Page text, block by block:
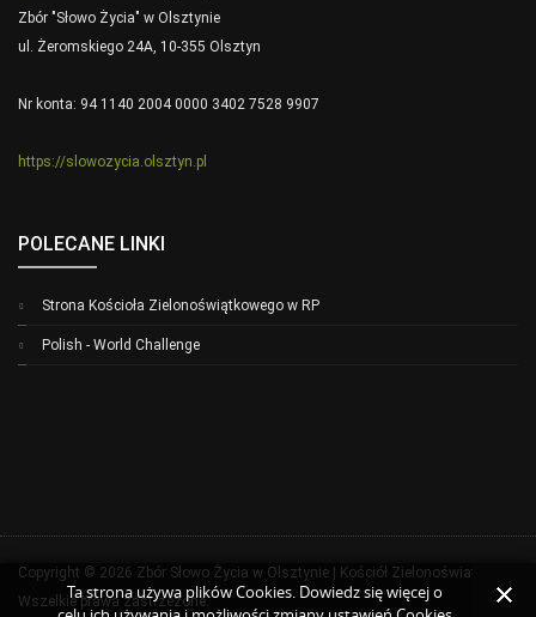
Zbór "Słowo Życia" w Olsztynie
ul. Żeromskiego 24A, 10-355 Olsztyn
Nr konta: 94 1140 2004 0000 3402 7528 9907
https://slowozycia.olsztyn.pl
POLECANE LINKI
Strona Kościoła Zielonoświątkowego w RP
Polish - World Challenge
Copyright © 2026 Zbór Słowo Życia w Olsztynie | Kościół Zielonoświatkowy.
Wszelkie prawa zastrzeżone.
Ta strona używa plików Cookies. Dowiedz się więcej o